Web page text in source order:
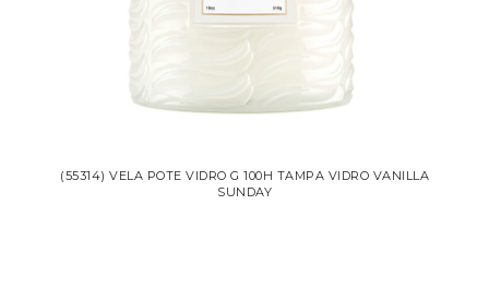
(55314) VELA POTE VIDRO G 100H TAMPA VIDRO VANILLA
SUNDAY